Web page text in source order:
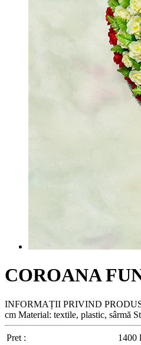
COROANA
INFORMAȚII PRIVIND
cm Material: textile, plastic, sârmă
Pret : 1400